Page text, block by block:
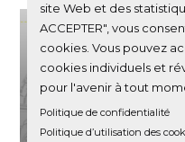
FRESNES
site Web et des
ACCEPTER", vous
cookies. Vous pouvez
cookies individuels et
pour l'avenir à tout
Politique de confidentialité
Politique d’utilisation des